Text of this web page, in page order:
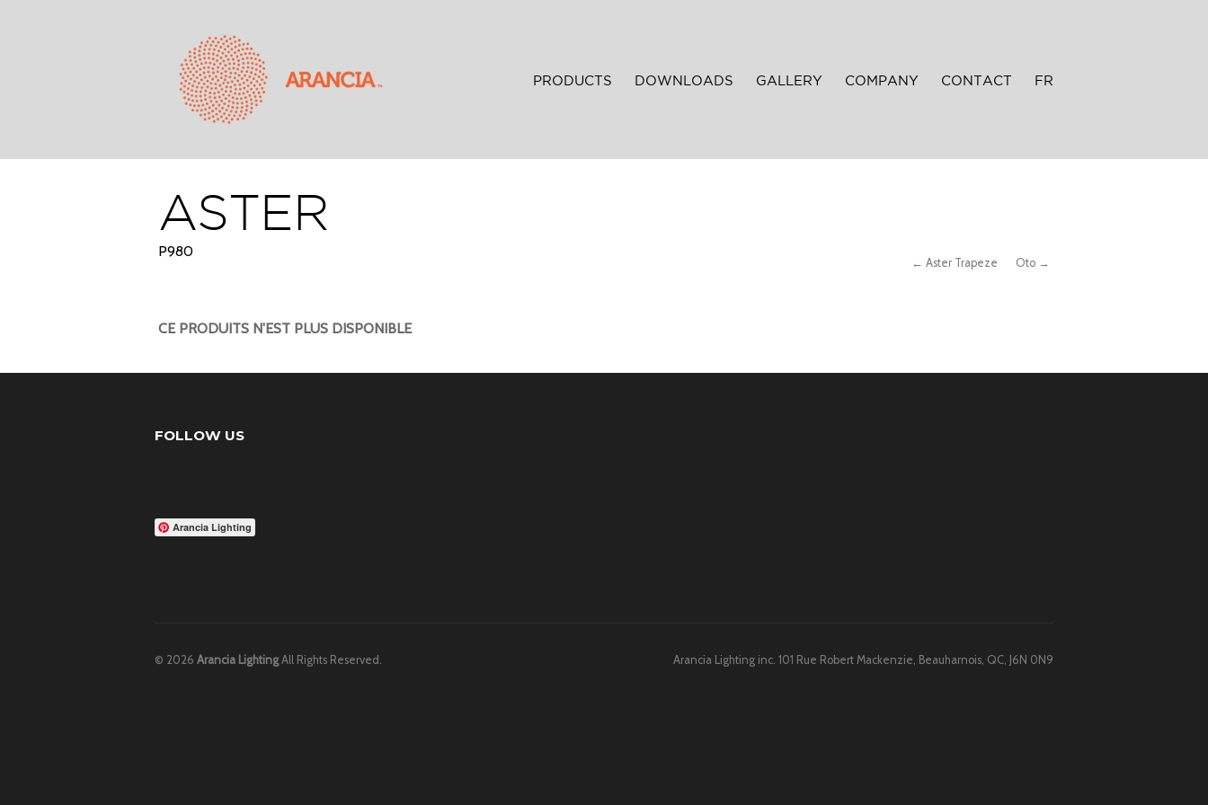
PRODUCTS DOWNLOADS GALLERY COMPANY CONTACT FR
ASTER
P980
← Aster Trapeze Oto →
CE PRODUITS N'EST PLUS DISPONIBLE
FOLLOW US
Arancia Lighting
© 2026 Arancia Lighting All Rights Reserved. Arancia Lighting inc. 101 Rue Robert Mackenzie, Beauharnois, QC, J6N 0N9